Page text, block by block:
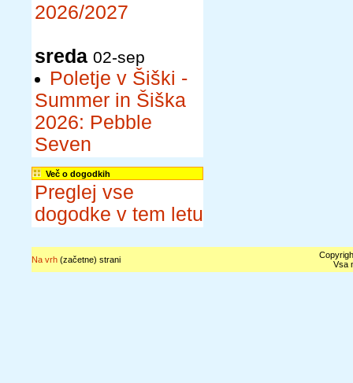
2026/2027
sreda 02-sep
Poletje v Šiški -
Summer in Šiška
2026: Pebble
Seven
Več o dogodkih
Preglej vse
dogodke v tem letu
Na vrh(začetne) strani
Vsa